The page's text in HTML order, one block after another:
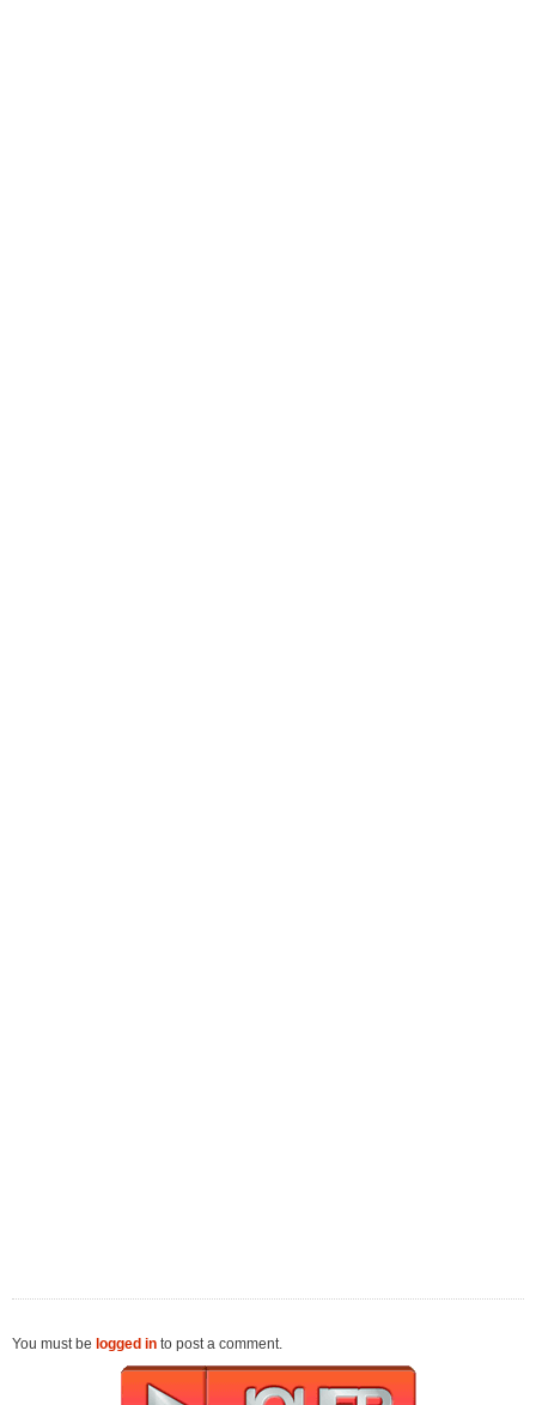
You must be logged in to post a comment.